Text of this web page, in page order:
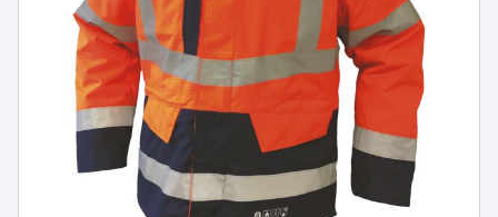
PROTECTION DU CORPS
- WORKWEAR
PROTECTION DU CORPS
- TECHNIQUE -